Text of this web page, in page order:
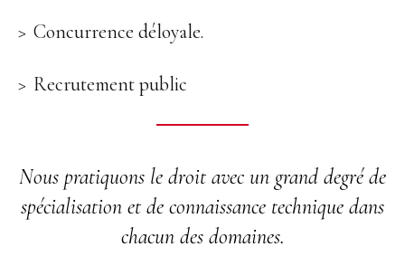
Concurrence déloyale.
Recrutement public
Nous pratiquons le droit avec un grand degré de
spécialisation et de connaissance technique dans
chacun des domaines.